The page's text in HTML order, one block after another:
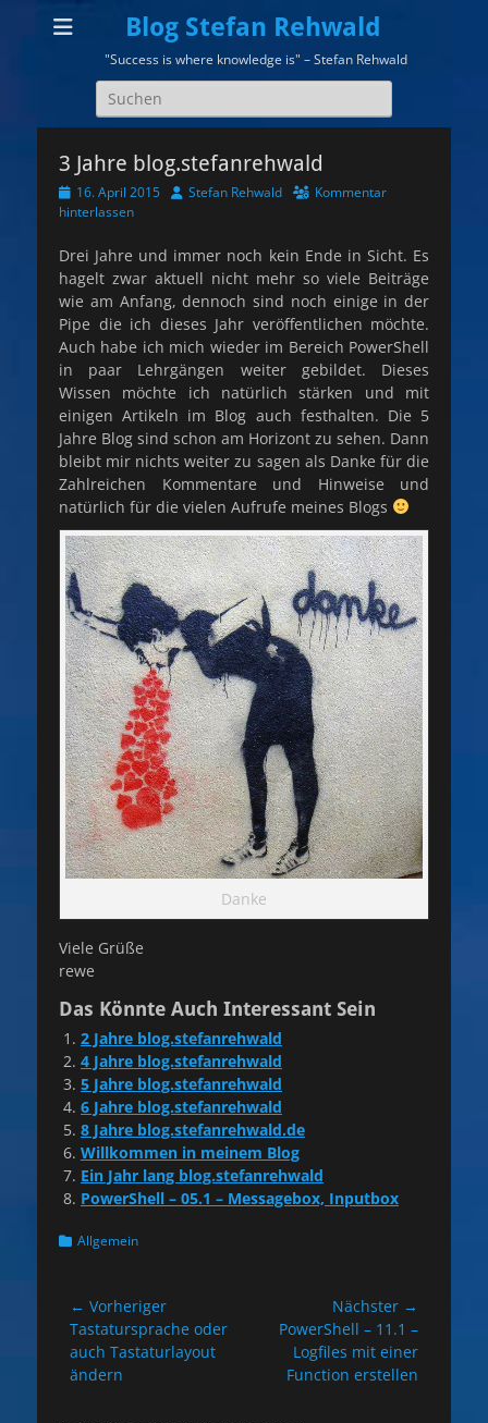
Blog Stefan Rehwald
"Success is where knowledge is" – Stefan Rehwald
Suchen
nach:
3 Jahre blog.stefanrehwald
Veröffentlicht
am
16. April 2015 AutorStefan Rehwald
Kommentar
hinterlassen
Drei Jahre und immer noch kein Ende in Sicht. Es
hagelt zwar aktuell nicht mehr so viele Beiträge
wie am Anfang, dennoch sind noch einige in der
Pipe die ich dieses Jahr veröffentlichen möchte.
Auch habe ich mich wieder im Bereich PowerShell
in paar Lehrgängen weiter gebildet. Dieses
Wissen möchte ich natürlich stärken und mit
einigen Artikeln im Blog auch festhalten. Die 5
Jahre Blog sind schon am Horizont zu sehen. Dann
bleibt mir nichts weiter zu sagen als Danke für die
Zahlreichen Kommentare und Hinweise und
natürlich für die vielen Aufrufe meines Blogs
Danke
Viele Grüße
rewe
Das Könnte Auch Interessant Sein
2 Jahre blog.stefanrehwald
4 Jahre blog.stefanrehwald
5 Jahre blog.stefanrehwald
6 Jahre blog.stefanrehwald
8 Jahre blog.stefanrehwald.de
Willkommen in meinem Blog
Ein Jahr lang blog.stefanrehwald
PowerShell – 05.1 – Messagebox, Inputbox
Kategorien
Allgemein
Beitragsnavigation
← Vorheriger
Vorheriger
Beitrag:
Tastatursprache oder
auch Tastaturlayout
ändern
Nächster →
Nächster
Beitrag:
PowerShell – 11.1 –
Logfiles mit einer
Function erstellen